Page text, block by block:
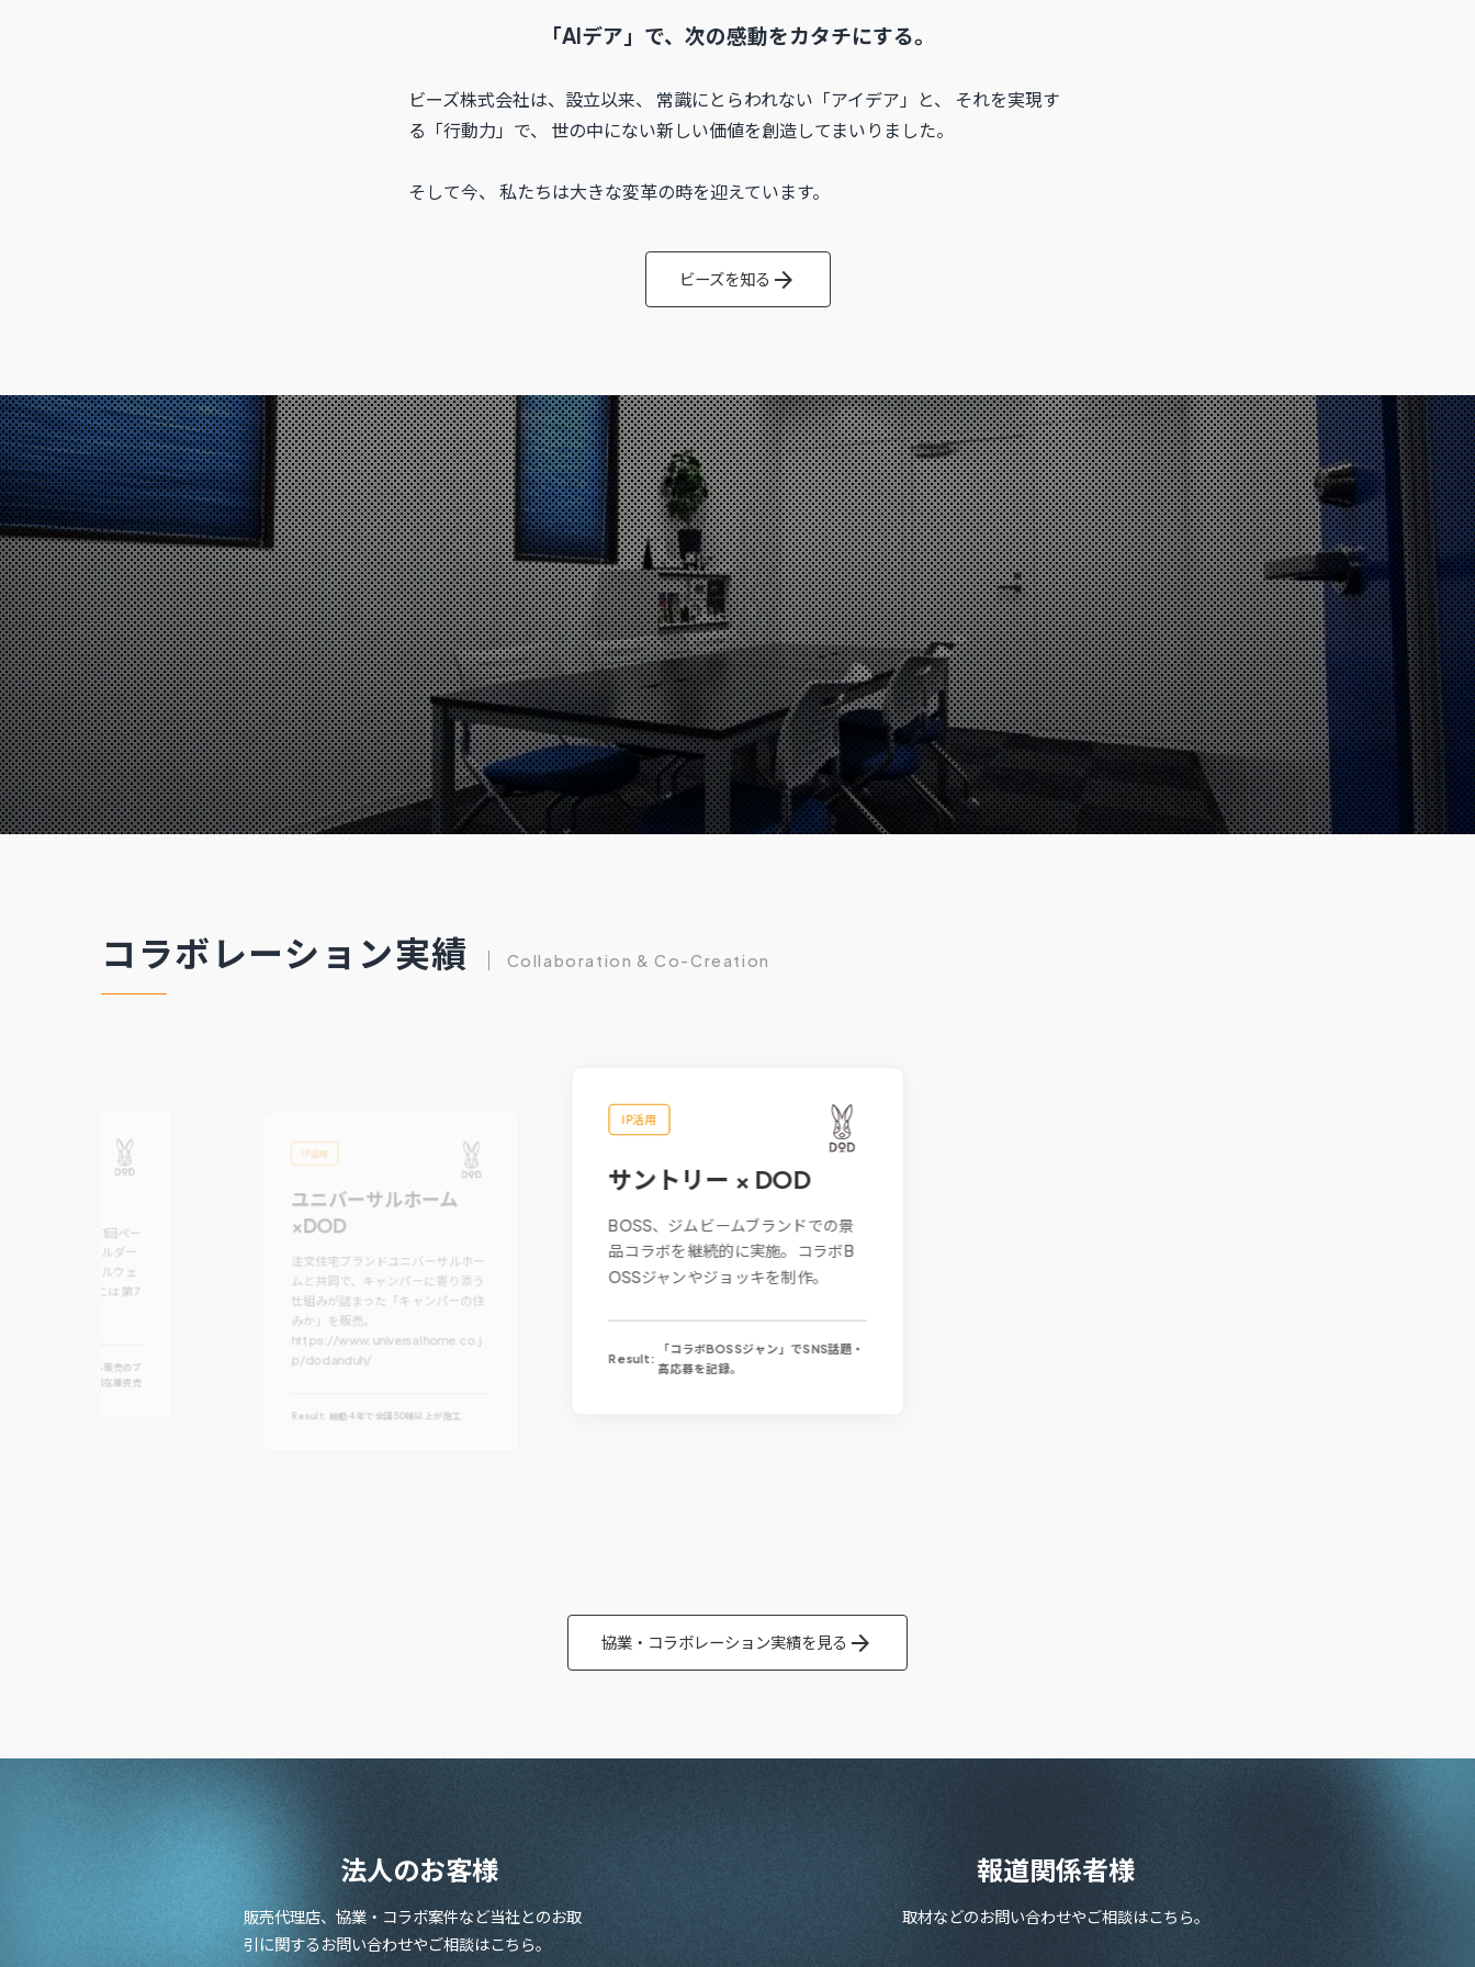
「AIデア」で、 次の感動をカタチにする。
ビーズ株式会社は、設立以来、 常識にとらわれない「アイデア」と、 それを実現す
る「行動力」で、 世の中にない新しい価値を創造してまいりました。
そして今、 私たちは大きな変革の時を迎えています。
ビーズを知る arrow_forward
コラボレーション実績 Collaboration & Co-Creation
ランドムックを年1回ペー
付録として、ショルダー
上扇風機、テーブルウェ
を監修。2025年には第7
商品が宝島チャンネル販売のブ
ムック史上最速で初回在庫完売
IP活用
ユニバーサルホーム
×DOD
注文住宅ブランドユニバーサルホー
ムと共同で、キャンパーに寄り添う
仕組みが詰まった「キャンパーの住
みか」を販売。
https://www.universalhome.co.j
p/dodanduh/
Result: 始動4年で全国50棟以上が施工
IP活用
サントリー × DOD
BOSS、ジムビームブランドでの景
品コラボを継続的に実施。コラボB
OSSジャンやジョッキを制作。
Result:
「コラボBOSSジャン」でSNS話題・
高応募を記録。
協業・コラボレーション実績を見る arrow_forward
法人のお客様
販売代理店、協業・コラボ案件など当社とのお取
引に関するお問い合わせやご相談はこちら。
報道関係者様
取材などのお問い合わせやご相談はこちら。